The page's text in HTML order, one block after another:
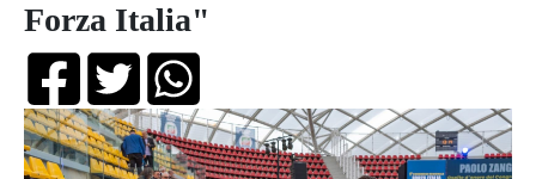
Forza Italia"